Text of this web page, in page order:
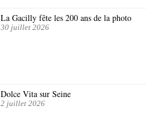
La Gacilly fête les 200 ans de la photo
30 juillet 2026
Dolce Vita sur Seine
2 juillet 2026